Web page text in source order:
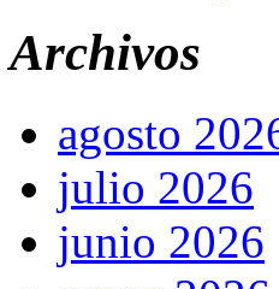
Archivos
agosto
julio 2026
junio 2026